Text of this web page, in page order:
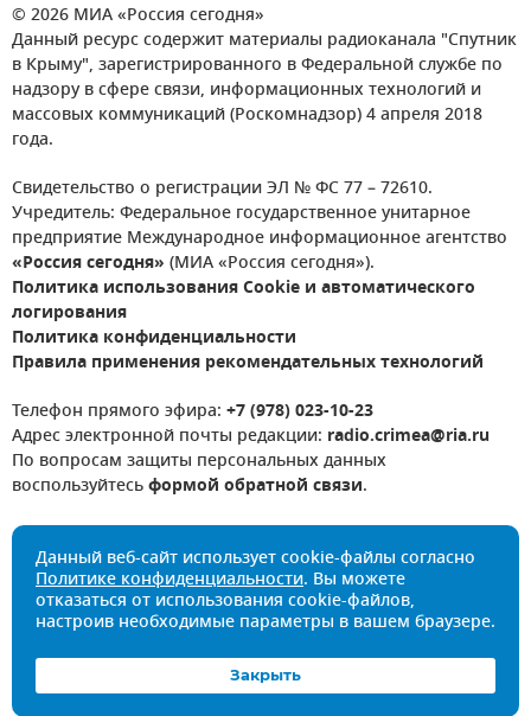
© 2026 МИА «Россия сегодня»
Данный ресурс содержит материалы радиоканала "Спутник
в Крыму", зарегистрированного в Федеральной службе по
надзору в сфере связи, информационных технологий и
массовых коммуникаций (Роскомнадзор) 4 апреля 2018
года.
Свидетельство о регистрации ЭЛ № ФС 77 – 72610.
Учредитель: Федеральное государственное унитарное
предприятие Международное информационное агентство
«Россия сегодня» (МИА «Россия сегодня»).
Политика использования Cookie и автоматического
логирования
Политика конфиденциальности
Правила применения рекомендательных технологий
Телефон прямого эфира: +7 (978) 023-10-23
Адрес электронной почты редакции: radio.crimea@ria.ru
По вопросам защиты персональных данных
воспользуйтесьформой обратной связи.
Данный веб-сайт использует cookie-файлы согласно
Политике конфиденциальности. Вы можете
отказаться от использования cookie-файлов,
настроив необходимые параметры в вашем браузере.
Закрыть